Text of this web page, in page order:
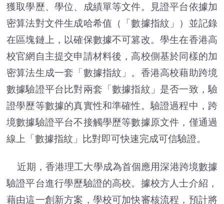
獲取學歷、學位、成績單等文件。見證平台依據加
密算法對文件生成哈希值（「數據指紋」）並記錄
在區塊鏈上，以確保數據不可篡改。學生在香港高
校官網自主提交申請材料後，高校側基於同樣的加
密算法生成一套「數據指紋」。香港高校藉助跨境
數據驗證平台比對兩套「數據指紋」是否一致，驗
證學歷等數據的真實性和準確性。驗證過程中，跨
境數據驗證平台不接觸學歷等數據原文件，僅通過
線上「數據指紋」比對即可快速完成可信驗證。
近期，香港理工大學成為首個應用深港跨境數據
驗證平台進行學歷驗證的高校。據校方人士介紹，
藉由這一創新方案，學校可加快審核流程，預計將